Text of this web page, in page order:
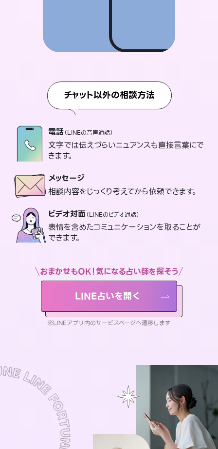
チャット以外の相談方法
電話（LINEの音声通話）
文字では伝えづらいニュアンスも直接言葉にで
きます。
メッセージ
相談内容をじっくり考えてから依頼できます。
ビデオ対面（LINEのビデオ通話）
表情を含めたコミュニケーションを取ることが
できます。
おまかせもOK！気になる占い師を探そう
LINE占いを開く
※LINEアプリ内のサービスページへ遷移します